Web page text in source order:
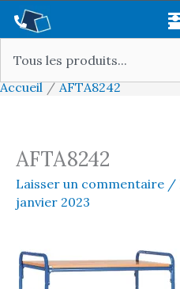
Aller
contenu
Accueil
AFTA8242
AFTA8242
Laisser un commentaire /
janvier 2023